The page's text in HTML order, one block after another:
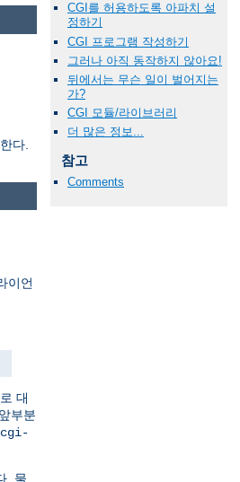
CGI를 허용하도록 아파치 설
정하기
CGI 프로그램 작성하기
그러나 아직 동작하지 않아요!
뒤에서는 무슨 일이 벌어지는
가?
CGI 모듈/라이브러리
더 많은 정보...
참고
Comments
다.
이언
대
부분
. 물